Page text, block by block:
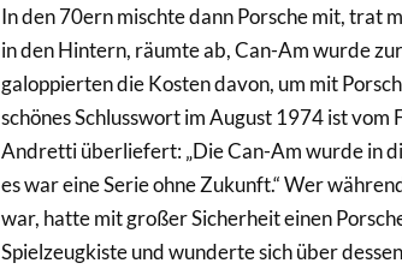
In den 70ern mischte dann Porsche mit, trat
in den Hintern, räumte ab, Can-Am wurde
galoppierten die Kosten davon, um mit
schönes Schlusswort im August 1974 ist
Andretti überliefert: „Die Can-Am wurde in
es war eine Serie ohne Zukunft.“ Wer
war, hatte mit großer Sicherheit einen
Spielzeugkiste und wunderte sich über